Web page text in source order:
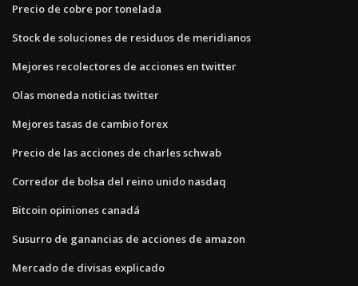
Precio de cobre por tonelada
Stock de soluciones de residuos de meridianos
Mejores recolectores de acciones en twitter
Olas moneda noticias twitter
Mejores tasas de cambio forex
Precio de las acciones de charles schwab
Corredor de bolsa del reino unido nasdaq
Bitcoin opiniones canadá
Susurro de ganancias de acciones de amazon
Mercado de divisas explicado